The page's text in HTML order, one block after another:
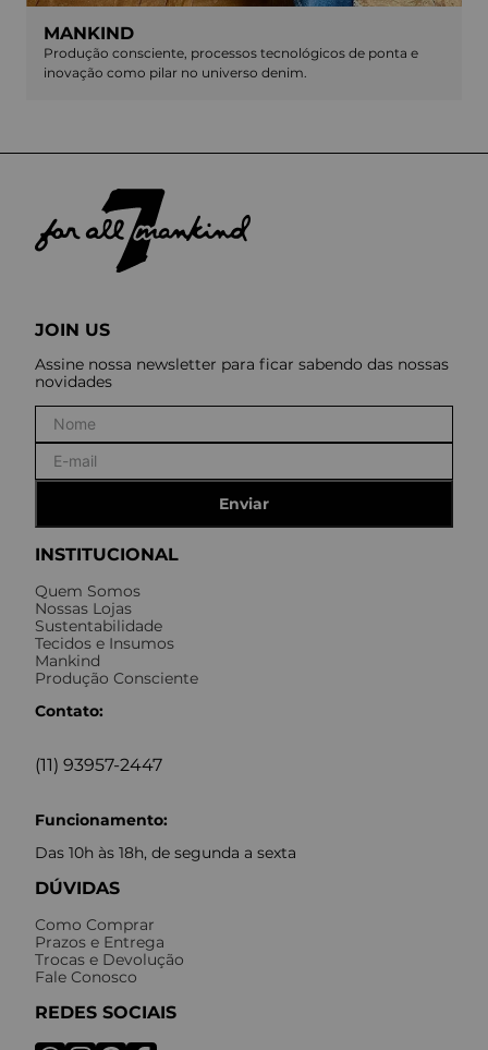
MANKIND
Produção consciente, processos tecnológicos de ponta e
inovação como pilar no universo denim.
INSTITUCIONAL
Quem Somos
Nossas Lojas
Sustentabilidade
Tecidos e Insumos
Mankind
Produção Consciente
Contato:
(11) 93957-2447
Funcionamento:
Das 10h às 18h, de segunda a sexta
DÚVIDAS
Como Comprar
Prazos e Entrega
Trocas e Devolução
Fale Conosco
REDES SOCIAIS
JOIN US
Assine nossa newsletter para ficar sabendo das nossas
novidades
Enviar